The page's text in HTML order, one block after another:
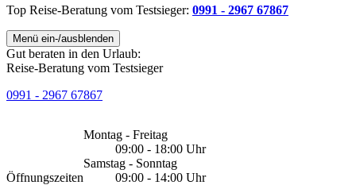
Top Reise-Beratung vom Testsieger: 0991 - 2967 67867
Menü ein-/ausblenden
Gut beraten in den Urlaub:
Reise-Beratung vom Testsieger
0991 - 2967 67867
Öffnungszeiten
Montag - Freitag
09:00 - 18:00 Uhr
Samstag - Sonntag
09:00 - 14:00 Uhr